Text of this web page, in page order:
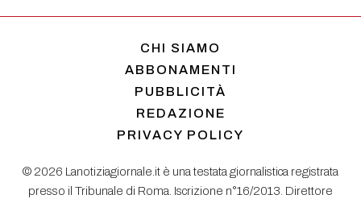
CHI SIAMO
ABBONAMENTI
PUBBLICITÀ
REDAZIONE
PRIVACY POLICY
© 2026 Lanotiziagiornale.it è una testata giornalistica registrata
presso il Tribunale di Roma. Iscrizione n°16/2013. Direttore